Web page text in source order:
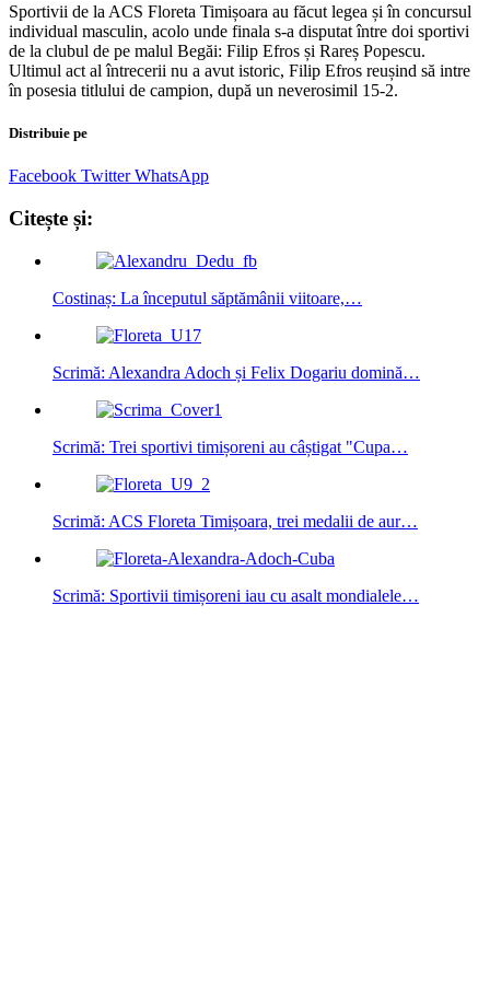
Sportivii de la ACS Floreta Timișoara au făcut legea și în concursul
individual masculin, acolo unde finala s-a disputat între doi sportivi
de la clubul de pe malul Begăi: Filip Efros și Rareș Popescu.
Ultimul act al întrecerii nu a avut istoric, Filip Efros reușind să intre
în posesia titlului de campion, după un neverosimil 15-2.
Distribuie pe
Facebook Twitter WhatsApp
Citește și:
Costinaș: La începutul săptămânii viitoare,…
Scrimă: Alexandra Adoch și Felix Dogariu domină…
Scrimă: Trei sportivi timișoreni au câștigat "Cupa…
Scrimă: ACS Floreta Timișoara, trei medalii de aur…
Scrimă: Sportivii timișoreni iau cu asalt mondialele…